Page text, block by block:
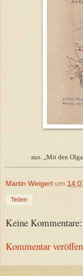
aus. „Mit den
Martin Weigert um
Teilen
Keine Kommentare:
Kommentar